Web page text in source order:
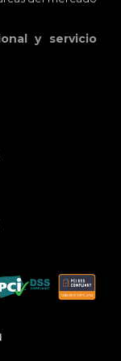
y servicio